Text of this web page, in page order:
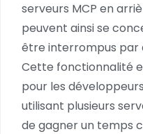
serveurs MCP en
peuvent ainsi se
être interrompus par
Cette fonctionnalité
pour les
utilisant plusieurs
de gagner un temps